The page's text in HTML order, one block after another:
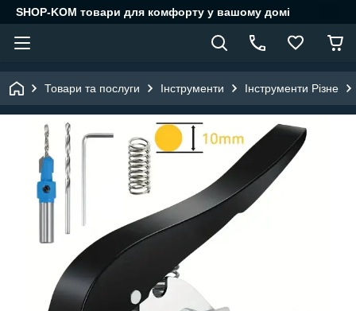
SHOP-KOM товари для комфорту у вашому домі
Товари та послуги Інструменти Інструменти Різне